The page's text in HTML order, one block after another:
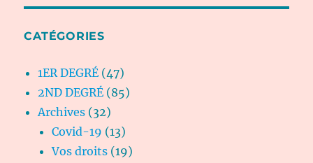
CATÉGORIES
1ER DEGRÉ (47)
2ND DEGRÉ (85)
Archives (32)
Covid-19 (13)
Vos droits (19)